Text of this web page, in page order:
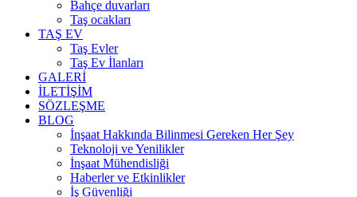
Bahçe duvarları
Taş ocakları
TAŞ EV
Taş Evler
Taş Ev İlanları
GALERİ
İLETİŞİM
SÖZLEŞME
BLOG
İnşaat Hakkında Bilinmesi Gereken Her Şey
Teknoloji ve Yenilikler
İnşaat Mühendisliği
Haberler ve Etkinlikler
İş Güvenliği